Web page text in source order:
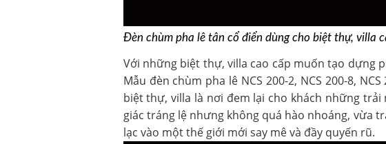
Đèn chùm pha lê tân cổ điển dùng cho biệt thự, villa
Với những biệt thự, villa cao cấp muốn tạo dựng
Mẫu đèn chùm pha lê NCS 200-2, NCS 200-8, NCS
biệt thự, villa là nơi đem lại cho khách những
giác tráng lệ nhưng không quá hào nhoáng, vừa
lạc vào một thế giới mới say mê và đầy quyến rũ.